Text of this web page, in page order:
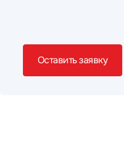
Оставить заявку